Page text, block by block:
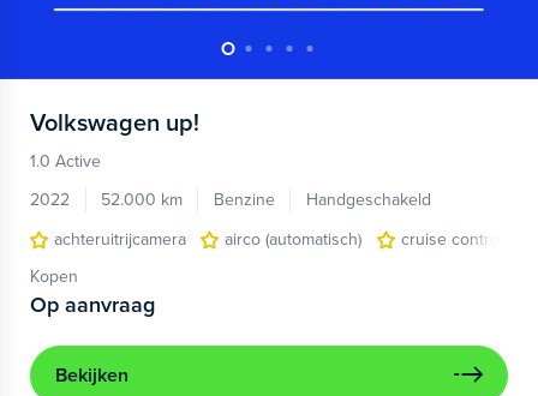
Volkswagen up!
1.0 Active
2022
52.000 km Benzine
Handgeschakeld
achteruitrijcamera
airco (automatisch)
cruise control
Kopen
Op aanvraag
Bekijken